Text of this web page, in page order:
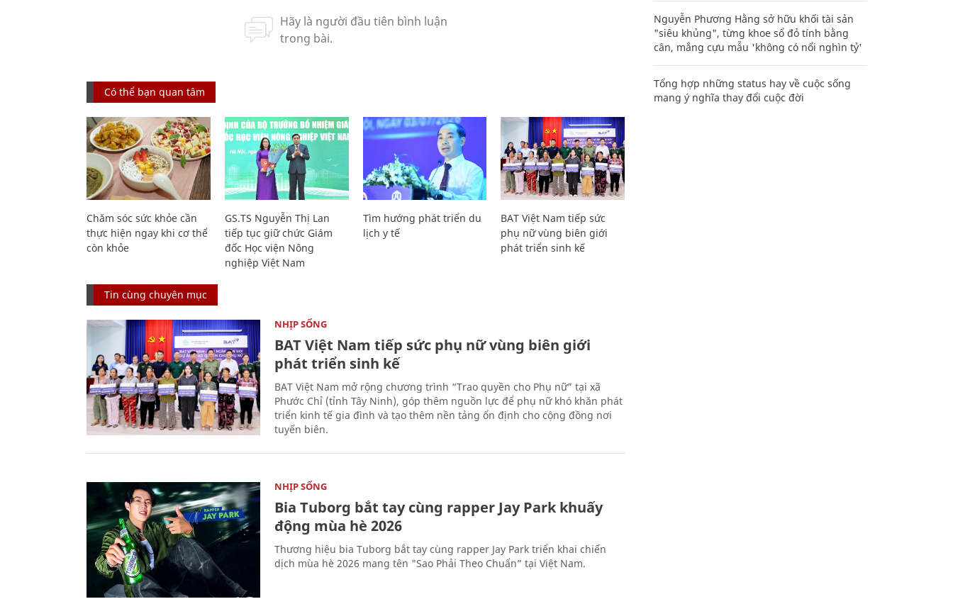
Có thể bạn quan tâm
Chăm sóc sức khỏe cần
thực hiện ngay khi cơ thể
còn khỏe
GS.TS Nguyễn Thị Lan
tiếp tục giữ chức Giám
đốc Học viện Nông
nghiệp Việt Nam
Tìm hướng phát triển du
lịch y tế
BAT Việt Nam tiếp sức
phụ nữ vùng biên giới
phát triển sinh kế
Tin cùng chuyên mục
NHỊP SỐNG
BAT Việt Nam tiếp sức phụ nữ vùng biên giới
phát triển sinh kế
BAT Việt Nam mở rộng chương trình “Trao quyền cho Phụ nữ” tại xã
Phước Chỉ (tỉnh Tây Ninh), góp thêm nguồn lực để phụ nữ khó khăn phát
triển kinh tế gia đình và tạo thêm nền tảng ổn định cho cộng đồng nơi
tuyến biên.
NHỊP SỐNG
Bia Tuborg bắt tay cùng rapper Jay Park khuấy
động mùa hè 2026
Thương hiệu bia Tuborg bắt tay cùng rapper Jay Park triển khai chiến
dịch mùa hè 2026 mang tên "Sao Phải Theo Chuẩn” tại Việt Nam.
Nguyễn Phương Hằng sở hữu khối tài sản
"siêu khủng", từng khoe sổ đỏ tính bằng
cân, mắng cựu mẫu 'không có nổi nghìn tỷ'
Tổng hợp những status hay về cuộc sống
mang ý nghĩa thay đổi cuộc đời